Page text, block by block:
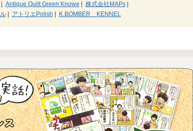
Antique Quilt Green Knowe 株式会社MAPs|
| アトリエPolish K.BOMBER KENNEL